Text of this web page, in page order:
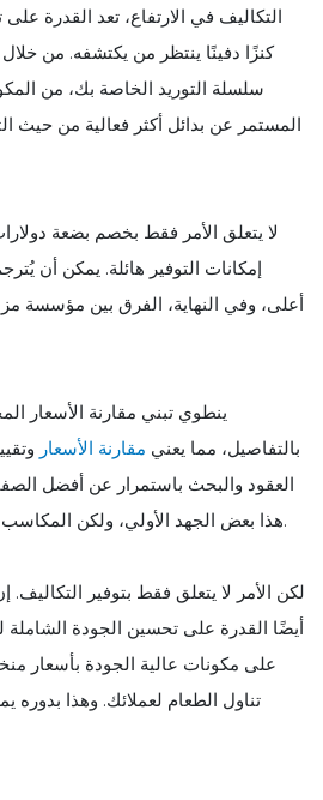
التكاليف في الارتفاع، تعد القدرة
كنزًا دفينًا ينتظر من يكتشفه. من
سلسلة التوريد الخاصة بك، من
المستمر عن بدائل أكثر فعالية من حيث
لا يتعلق الأمر فقط بخصم بضعة
إمكانات التوفير هائلة. يمكن أن
أعلى، وفي النهاية، الفرق بين مؤسسة
ينطوي تبني مقارنة الأسعار
بالتفاصيل، مما يعني مقارنة الأسعار
العقود والبحث باستمرار عن أفضل
هذا بعض الجهد الأولي، ولكن المكاسب طويلة الأجل تستحق العناء.
لكن الأمر لا يتعلق فقط بتوفير التكاليف.
أيضًا القدرة على تحسين الجودة
على مكونات عالية الجودة بأسعار
تناول الطعام لعملائك. وهذا بدوره